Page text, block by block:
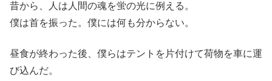
昔から、人は人間の魂を蛍の光に例える。
僕は首を振った。僕には何も分からない。
昼食が終わった後、僕らはテントを片付けて荷物を車に運
び込んだ。